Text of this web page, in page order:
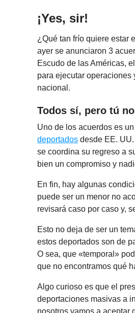
¡Yes, sir!
¿Qué tan frío quiere estar
ayer se anunciaron 3
Escudo de las Américas,
para ejecutar operaciones
nacional.
Todos sí, pero tú no
Uno de los acuerdos es
deportados desde EE.
se coordina su regreso a
bien un compromiso y
En fin, hay algunas
puede ser un menor no
revisará caso por caso y,
Esto no deja de ser un
estos deportados son de
O sea, que «temporal»
que no encontramos qué
Algo curioso es que el
deportaciones masivas a